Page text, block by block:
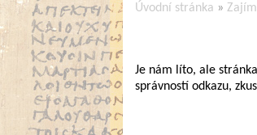
Úvodní stránka »
Je nám líto, ale
správností odkazu,